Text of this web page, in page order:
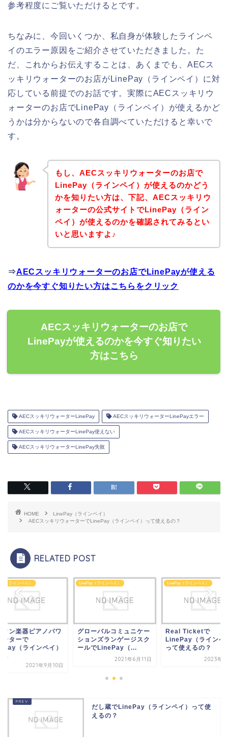
参考程度にご覧いただけるとです。
ちなみに、今回いくつか、私自身が体験したラインペ
イのエラー原因をご紹介させていただきました。た
だ、これからお伝えすることは、あくまでも、AECス
ッキリウォーターのお店がLinePay（ラインペイ）に対
応している前提でのお話です。実際にAECスッキリウ
ォーターのお店でLinePay（ラインペイ）が使えるかど
うかは分からないので各自調べていただけると幸いで
す。
もし、AECスッキリウォーターのお店で
LinePay（ラインペイ）が使えるのかどう
かを知りたい方は、下記、AECスッキリウ
ォーターの公式サイトでLinePay（ライン
ペイ）が使えるのかを確認されてみるとい
いと思いますよ♪
⇒AECスッキリウォーターのお店でLinePayが使える
のかを今すぐ知りたい方はこちらをクリック
AECスッキリウォーターのお店で
LinePayが使えるのかを今すぐ知りたい
方はこちら
AECスッキリウォーターLinePay AECスッキリウォーターLinePayエラー
AECスッキリウォーターLinePay使えない
AECスッキリウォーターLinePay失敗
HOME
LinePay（ラインペイ）
AECスッキリウォーターでLinePay（ラインペイ）って使えるの？
RELATED POST
（ラインペイ）
ーバルコミュニケー
ンズランゲージスク
でLinePay（...
LinePay（ラインペイ）
Real Ticketで
LinePay（ラインペイ）
って使えるの？
2023年8月4日
LinePay（ラインペイ）
ユニオン楽器ピアノ
ーセンターで
LinePay（ラインペ
だし蔵でLinePay（ラインペイ）って使
えるの？